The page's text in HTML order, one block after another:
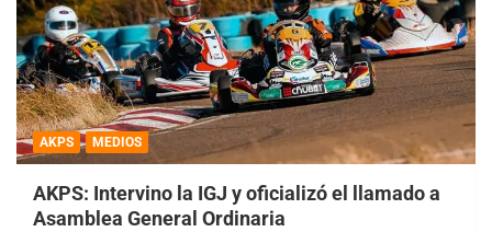
AKPS MEDIOS
AKPS: Intervino la IGJ y oficializó el llamado a
Asamblea General Ordinaria